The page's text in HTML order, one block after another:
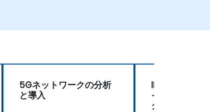
5Gネットワークの分析
と導入
IMTと5Gネッ
イフサイクル
クチャ、設計